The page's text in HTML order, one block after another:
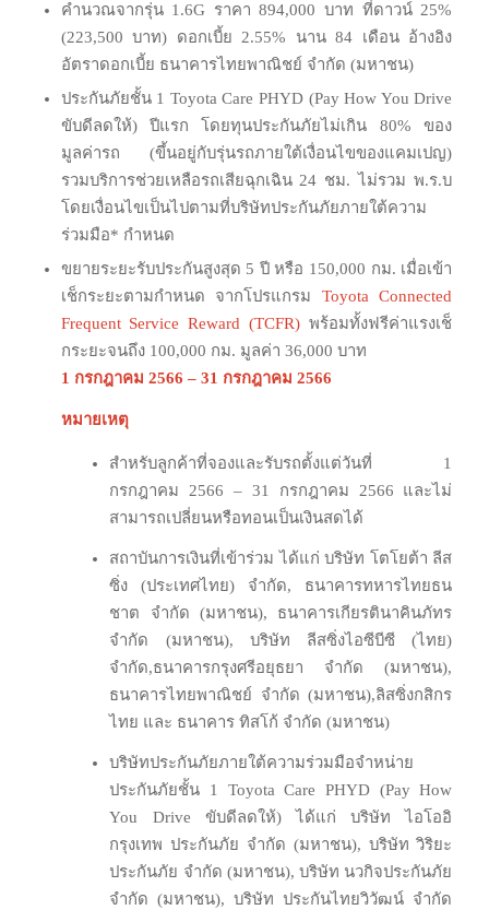
คำนวณจากรุ่น 1.6G ราคา 894,000 บาท ที่ดาวน์ 25%
(223,500 บาท) ดอกเบี้ย 2.55% นาน 84 เดือน อ้างอิง
อัตราดอกเบี้ย ธนาคารไทยพาณิชย์ จำกัด (มหาชน)
ประกันภัยชั้น 1 Toyota Care PHYD (Pay How You Drive
ขับดีลดให้) ปีแรก โดยทุนประกันภัยไม่เกิน 80% ของ
มูลค่ารถ (ขึ้นอยู่กับรุ่นรถภายใต้เงื่อนไขของแคมเปญ)
รวมบริการช่วยเหลือรถเสียฉุกเฉิน 24 ชม. ไม่รวม พ.ร.บ
โดยเงื่อนไขเป็นไปตามที่บริษัทประกันภัยภายใต้ความ
ร่วมมือ* กำหนด
ขยายระยะรับประกันสูงสุด 5 ปี หรือ 150,000 กม. เมื่อเข้า
เช็กระยะตามกำหนด จากโปรแกรม Toyota Connected
Frequent Service Reward (TCFR) พร้อมทั้งฟรีค่าแรงเช็
กระยะจนถึง 100,000 กม. มูลค่า 36,000 บาท
1 กรกฎาคม 2566 – 31 กรกฎาคม 2566
หมายเหตุ
สำหรับลูกค้าที่จองและรับรถตั้งแต่วันที่ 1
กรกฎาคม 2566 – 31 กรกฎาคม 2566 และไม่
สามารถเปลี่ยนหรือทอนเป็นเงินสดได้
สถาบันการเงินที่เข้าร่วม ได้แก่ บริษัท โตโยต้า ลีส
ซิ่ง (ประเทศไทย) จำกัด, ธนาคารทหารไทยธน
ชาต จำกัด (มหาชน), ธนาคารเกียรตินาคินภัทร
จำกัด (มหาชน), บริษัท ลีสซิ่งไอซีบีซี (ไทย)
จำกัด,ธนาคารกรุงศรีอยุธยา จำกัด (มหาชน),
ธนาคารไทยพาณิชย์ จำกัด (มหาชน),ลิสซิ่งกสิกร
ไทย และ ธนาคาร ทิสโก้ จำกัด (มหาชน)
บริษัทประกันภัยภายใต้ความร่วมมือจำหน่าย
ประกันภัยชั้น 1 Toyota Care PHYD (Pay How
You Drive ขับดีลดให้) ได้แก่ บริษัท ไอโออิ
กรุงเทพ ประกันภัย จำกัด (มหาชน), บริษัท วิริยะ
ประกันภัย จำกัด (มหาชน), บริษัท นวกิจประกันภัย
จำกัด (มหาชน), บริษัท ประกันไทยวิวัฒน์ จำกัด